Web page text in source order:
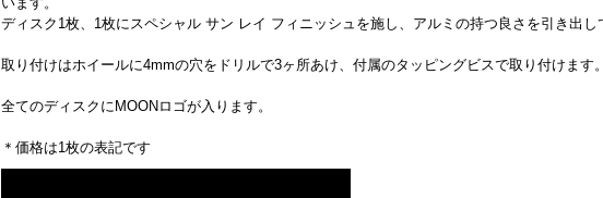
ディスク1枚、1枚にスペシャル サン レイ フィニッシュを施し、アルミの持つ良さを引き出し
取り付けはホイールに4mmの穴をドリルで3ヶ所あけ、付属のタッピングビスで取り付けます。
全てのディスクにMOONロゴが入ります。
＊価格は1枚の表記です